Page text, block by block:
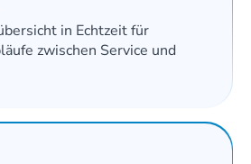
in Echtzeit für
zwischen Service und